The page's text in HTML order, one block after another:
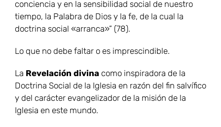
conciencia y en la sensibilidad social de nuestro
tiempo, la Palabra de Dios y la fe, de la cual la
doctrina social «arranca»” (78).
Lo que no debe faltar o es imprescindible.
La Revelación divina como inspiradora de la
Doctrina Social de la Iglesia en razón del fin salvífico
y del carácter evangelizador de la misión de la
Iglesia en este mundo.